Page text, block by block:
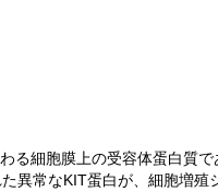
る細胞膜上の受容体蛋白質
異常なKIT蛋白が、細胞増